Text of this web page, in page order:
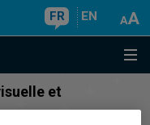
FR EN
et